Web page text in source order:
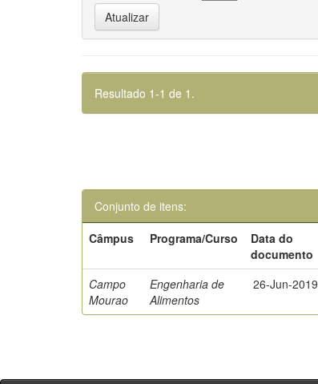
Resultado 1-1 de 1.
Conjunto de itens:
Câmpus
Programa/Curso
Data do
documento
Campo
Mourao
Engenharia de
Alimentos
26-Jun-2019